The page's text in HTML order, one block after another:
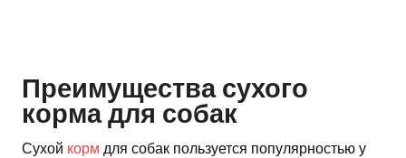
Преимущества сухого
корма для собак
Сухой корм для собак пользуется популярностью у